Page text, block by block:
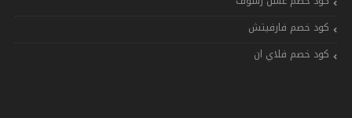
كود خصم فارفيتش
كود خصم فلاي ان